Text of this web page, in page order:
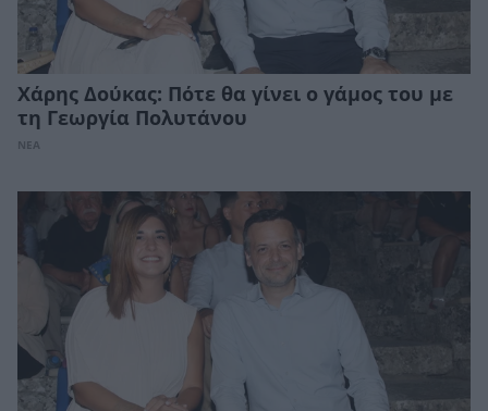
Χάρης Δούκας: Πότε θα γίνει ο γάμος του με
τη Γεωργία Πολυτάνου
ΝΕΑ